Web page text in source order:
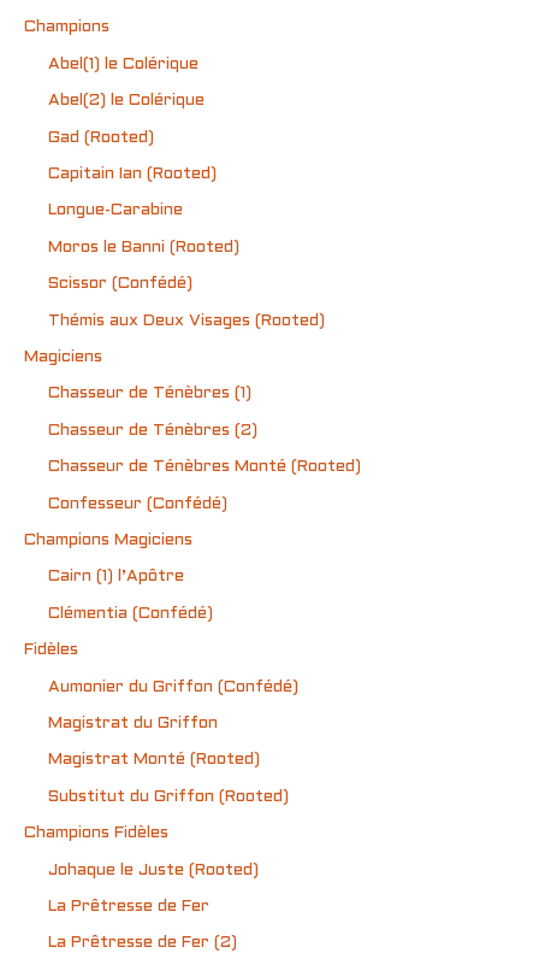
Champions
Abel(1) le Colérique
Abel(2) le Colérique
Gad (Rooted)
Capitain Ian (Rooted)
Longue-Carabine
Moros le Banni (Rooted)
Scissor (Confédé)
Thémis aux Deux Visages (Rooted)
Magiciens
Chasseur de Ténèbres (1)
Chasseur de Ténèbres (2)
Chasseur de Ténèbres Monté (Rooted)
Confesseur (Confédé)
Champions Magiciens
Cairn (1) l’Apôtre
Clémentia (Confédé)
Fidèles
Aumonier du Griffon (Confédé)
Magistrat du Griffon
Magistrat Monté (Rooted)
Substitut du Griffon (Rooted)
Champions Fidèles
Johaque le Juste (Rooted)
La Prêtresse de Fer
La Prêtresse de Fer (2)